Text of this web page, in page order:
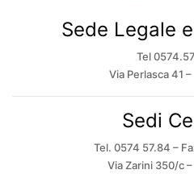
Sede Legale
Tel
Via Perlasca 41
Sedi
Tel. 0574 57.84 –
Via Zarini 350/c